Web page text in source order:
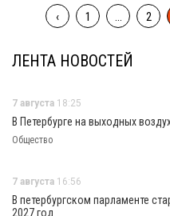
‹ 1 ... 2
ЛЕНТА НОВОСТЕЙ
7 августа 18:25
В Петербурге на выходных
Общество
7 августа 16:56
В петербургском парламенте
2027 год